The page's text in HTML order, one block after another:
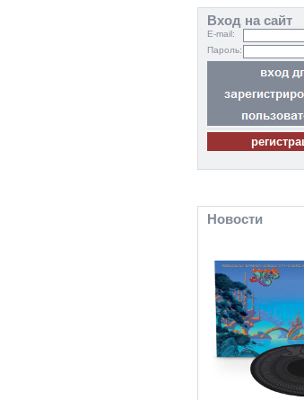
Вход на сайт
E-mail:
Пароль:
Новости